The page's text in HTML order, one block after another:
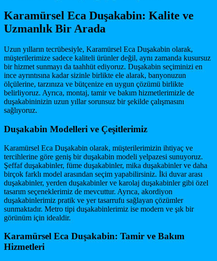
Karamürsel Eca Duşakabin: Kalite ve
Uzmanlık Bir Arada
Uzun yılların tecrübesiyle, Karamürsel Eca Duşakabin olarak,
müşterilerimize sadece kaliteli ürünler değil, aynı zamanda kusursuz
bir hizmet sunmayı da taahhüt ediyoruz. Duşakabin seçiminizi en
ince ayrıntısına kadar sizinle birlikte ele alarak, banyonuzun
ölçülerine, tarzınıza ve bütçenize en uygun çözümü birlikte
belirliyoruz. Ayrıca, montaj, tamir ve bakım hizmetlerimizle de
duşakabininizin uzun yıllar sorunsuz bir şekilde çalışmasını
sağlıyoruz.
Duşakabin Modelleri ve Çeşitlerimiz
Karamürsel Eca Duşakabin olarak, müşterilerimizin ihtiyaç ve
tercihlerine göre geniş bir duşakabin modeli yelpazesi sunuyoruz.
Şeffaf duşakabinler, füme duşakabinler, mika duşakabinler ve daha
birçok farklı model arasından seçim yapabilirsiniz. İki duvar arası
duşakabinler, yerden duşakabinler ve karolaj duşakabinler gibi özel
tasarım seçeneklerimiz de mevcuttur. Ayrıca, akordiyon
duşakabinlerimiz pratik ve yer tasarrufu sağlayan çözümler
sunmaktadır. Metro tipi duşakabinlerimiz ise modern ve şık bir
görünüm için idealdir.
Karamürsel Eca Duşakabin: Tamir ve Bakım
Hizmetleri